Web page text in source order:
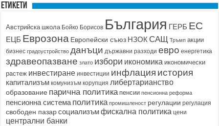
Етикети
Австрийска школа Бойко Борисов България ГЕРБ ЕС
ЕЦБ Еврозона Европейски съюз НЗОК САЩ Тръмп акции
бизнес градоустройство данъци държавни разходи евро енергетика
здравеопазване злато избори икономика икономически
растеж инвестиране инвестиции инфлация история
капитализъм комунизъм корупция либертарианство
образование парична политика пенсии пенсионна реформа
пенсионна система политика промишленост регулации регулация
свободен пазар социализъмфискална политика цени
централни банки